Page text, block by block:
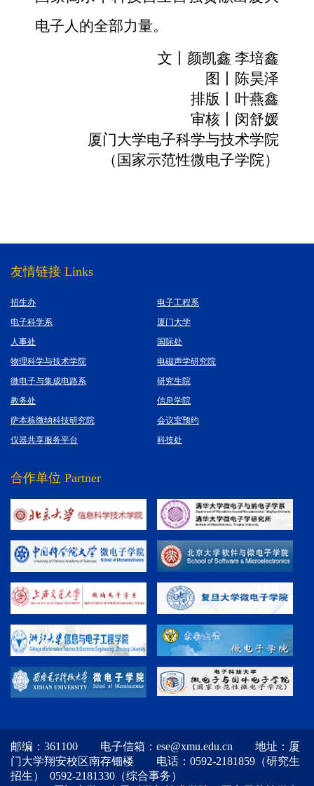
电子人的全部力量。
文丨颜凯鑫 李培鑫
图丨陈昊泽
排版丨叶燕鑫
审核丨闵舒媛
厦门大学电子科学与技术学院
（国家示范性微电子学院）
友情链接 Links
电子工程系
招生办
厦门大学
电子科学系
国际处
人事处
电磁声学研究院
物理科学与技术学院
研究生院
微电子与集成电路系
信息学院
教务处
会议室预约
萨本栋微纳科技研究院
科技处
仪器共享服务平台
合作单位 Partner
邮编：361100 电子信箱：ese@xmu.edu.cn 地址：厦
门大学翔安校区南存钿楼 电话：0592-2181859（研究生
招生） 0592-2181330（综合事务）